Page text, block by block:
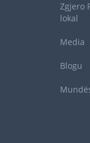
Zgjero
lokal
Media
Blogu